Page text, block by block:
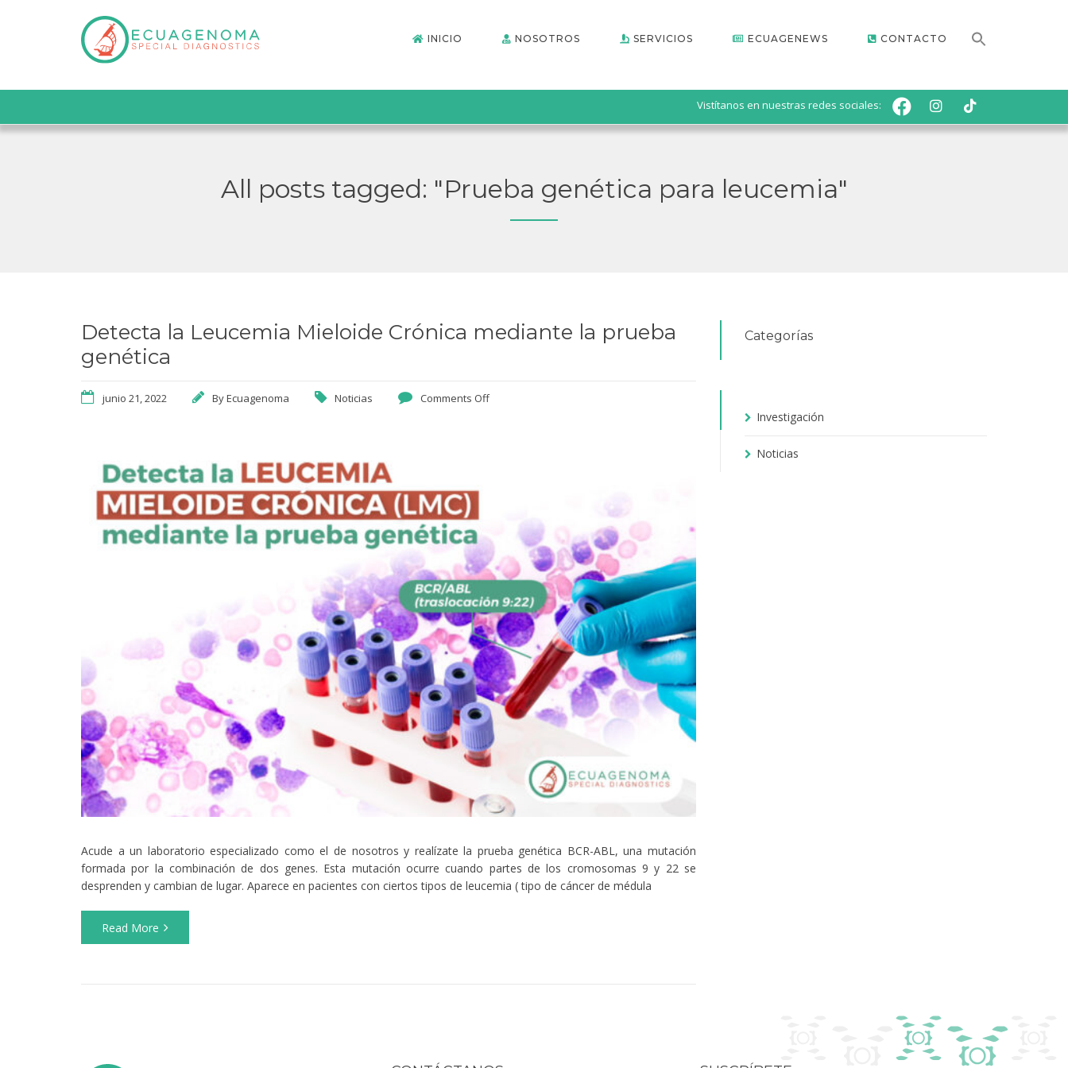
INICIO NOSOTROS SERVICIOS ECUAGENEWS CONTACTO
Vistítanos en nuestras redes sociales:
All posts tagged: "Prueba genética para leucemia"
Detecta la Leucemia Mieloide Crónica mediante la prueba
genética
junio 21, 2022 ByEcuagenoma Noticias Comments Off
Acude a un laboratorio especializado como el de nosotros y realízate la prueba genética BCR-ABL, una mutación
formada por la combinación de dos genes. Esta mutación ocurre cuando partes de los cromosomas 9 y 22 se
desprenden y cambian de lugar. Aparece en pacientes con ciertos tipos de leucemia ( tipo de cáncer de médula
Read More
Categorías
Investigación
Noticias